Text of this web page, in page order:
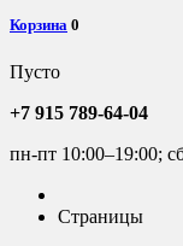
Корзина 0
Пусто
+7 915 789-64-04
пн-пт 10:00–19:00;
Страницы